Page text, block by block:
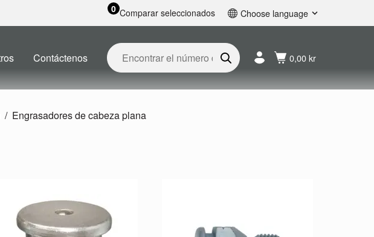
0 Comparar seleccionados Choose language
Français
Nederlands
Contáctenos 0,00 kr
Engrasadores de cabeza plana